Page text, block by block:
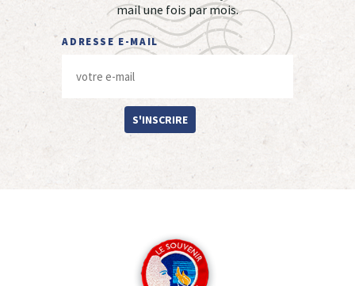
mail une fois par mois.
ADRESSE E-MAIL
S'INSCRIRE